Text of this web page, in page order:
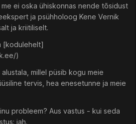
ei oska ühiskonnas nende tõsidust
ja psühholoog Kene Vernik
ja kriitiliselt.
[kodulehelt]
)
millel püsib kogu meie
tervis, hea enesetunne ja meie
probleem? Aus vastus - kui seda
jah.